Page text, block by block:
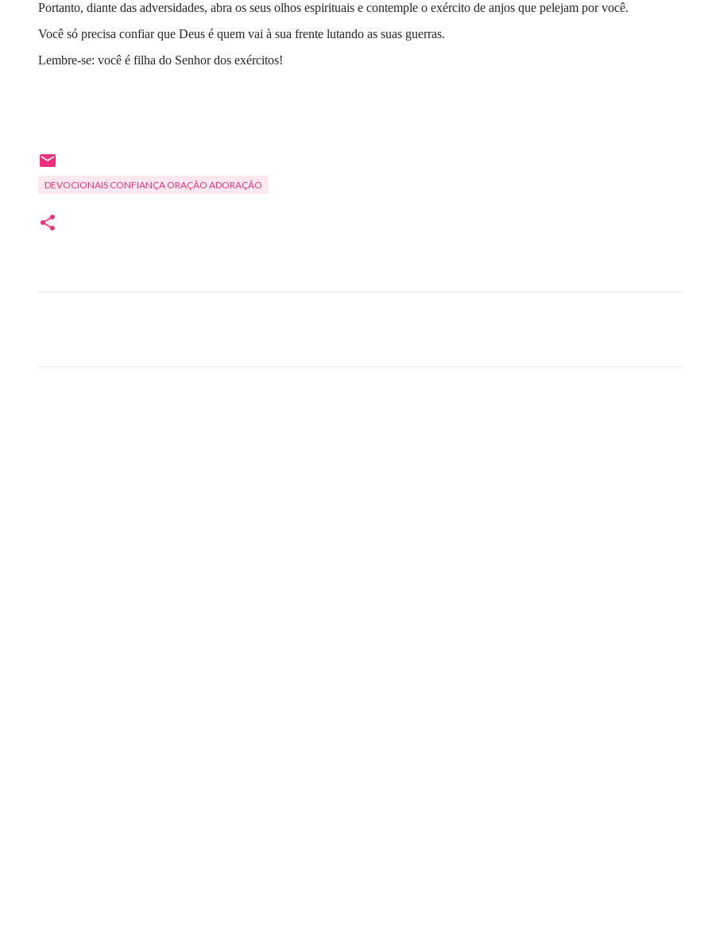
Portanto, diante das adversidades, abra os seus olhos espirituais e contemple o exército de anjos que pelejam por você.
Você só precisa confiar que Deus é quem vai à sua frente lutando as suas guerras.
Lembre-se: você é filha do Senhor dos exércitos!
DEVOCIONAIS CONFIANÇA ORAÇÃO ADORAÇÃO